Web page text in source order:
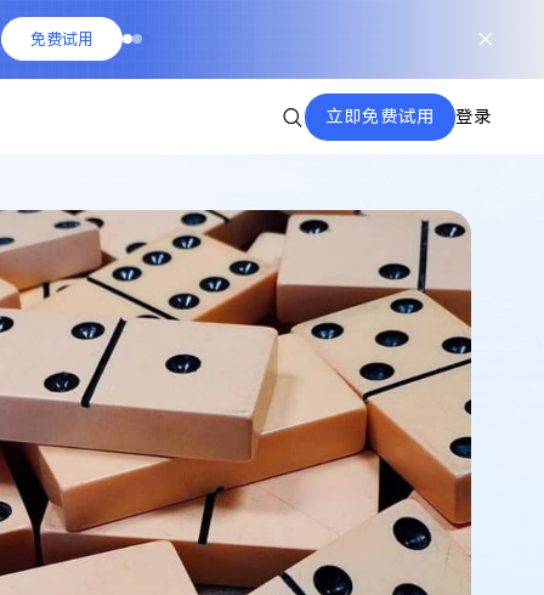
免费试用
立即免费试用 登录